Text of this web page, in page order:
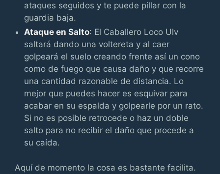
ataques seguidos y te puede pillar con la
guardia baja.
Ataque en Salto: El Caballero Loco Ulv
saltará dando una voltereta y al caer
golpeará el suelo creando frente así un cono
como de fuego que causa daño y que recorre
una cantidad razonable de distancia. Lo
mejor que puedes hacer es esquivar para
acabar en su espalda y golpearle por un rato.
Si no es posible retrocede o haz un doble
salto para no recibir el daño que procede a
su caída.
Aquí de momento la cosa es bastante facilita.